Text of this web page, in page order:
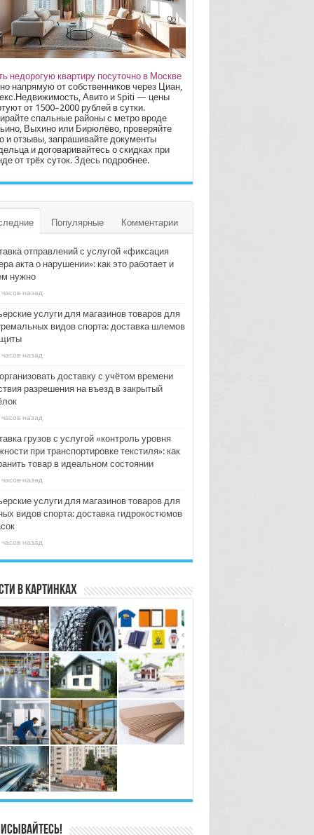
недорогую квартиру посуточно в Москве
напрямую от собственников через Циан,
Авито и Spiti — цены
от 1500–2000 рублей в сутки.
спальные районы с метро вроде
Выхино или Бирюлёво, проверяйте
и отзывы, запрашивайте документы
и договаривайтесь о скидках при
от трёх суток. Здесьподробнее.
Популярные Комментарии
отправлений с услугой «фиксация
акта о нарушении»: как это работает и
нужно
назад
услуги для магазинов товаров для
видов спорта: доставка шлемов
назад
доставку с учётом времени
разрешения на въезд в закрытый
назад
грузов с услугой «контроль уровня
при транспортировке текстиля»: как
товар в идеальном состоянии
назад
услуги для магазинов товаров для
видов спорта: доставка гидрокостюмов
назад
в картинках